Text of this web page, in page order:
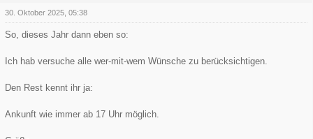
30. Oktober 2025, 05:38
So, dieses Jahr dann eben so:
Ich hab versuche alle wer-mit-wem Wünsche zu berücksichtigen.
Den Rest kennt ihr ja:
Ankunft wie immer ab 17 Uhr möglich.